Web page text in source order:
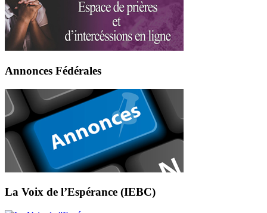
Annonces Fédérales
La Voix de l’Espérance (IEBC)